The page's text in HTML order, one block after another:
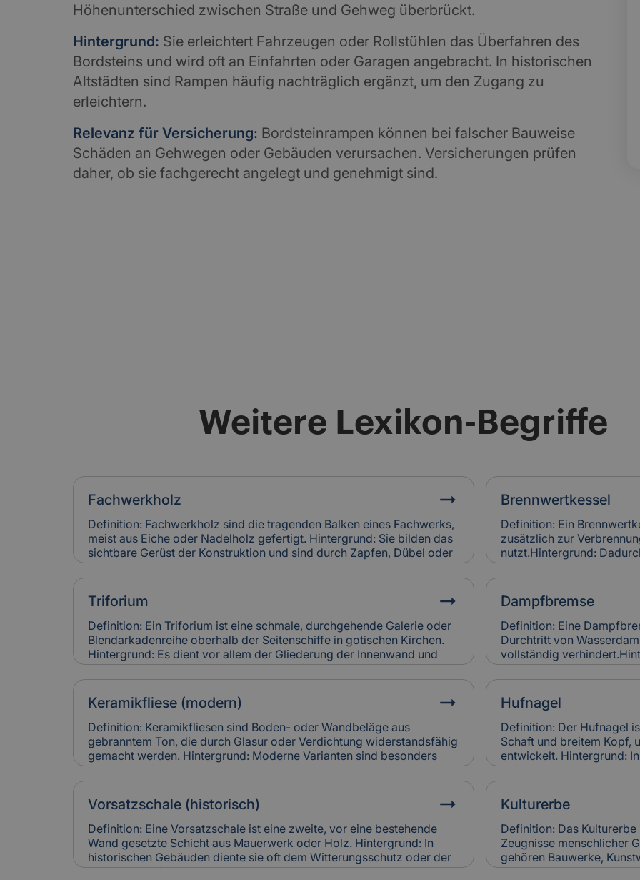
Höhenunterschied zwischen Straße und Gehweg überbrückt.
Hintergrund: Sie erleichtert Fahrzeugen oder Rollstühlen das Überfahren des
Bordsteins und wird oft an Einfahrten oder Garagen angebracht. In historischen
Altstädten sind Rampen häufig nachträglich ergänzt, um den Zugang zu
erleichtern.
Relevanz für Versicherung: Bordsteinrampen können bei falscher Bauweise
Schäden an Gehwegen oder Gebäuden verursachen. Versicherungen prüfen
daher, ob sie fachgerecht angelegt und genehmigt sind.
Weitere Lexikon-Begriffe
Fachwerkholz
Definition: Fachwerkholz sind die tragenden Balken eines Fachwerks,
meist aus Eiche oder Nadelholz gefertigt. Hintergrund: Sie bilden das
sichtbare Gerüst der Konstruktion und sind durch Zapfen, Dübel oder
Verblattungen miteinander verbunden. Fachwerkholz bestimmt
Stabilität und Erscheinungsbild eines Gebäudes. Relevanz für
Versicherung: Risse, Fäulnis oder Schädlingsbefall am Fachwerkholz
führen zu hohen Restaurierungskosten, die Versicherungen bei
denkmalgerechter Instandsetzung berücksichtigen.
Brennwertkessel
Definition: Ein
zusätzlich zur
nutzt.Hintergrund:
und spart Energie im
Denkmalgebäuden wird
Heizungsanlagen
Brennwertkessel senken
regelmäßige Wartung.
werden in der
Triforium
Definition: Ein Triforium ist eine schmale, durchgehende Galerie oder
Blendarkadenreihe oberhalb der Seitenschiffe in gotischen Kirchen.
Hintergrund: Es dient vor allem der Gliederung der Innenwand und
trägt zur Lichtführung und optischen Tiefe des Raumes bei. Relevanz
für Versicherung: Schäden an Triforien sind häufig schwer zugänglich
und teuer in der Restaurierung. Versicherungen bewerten sie
entsprechend ihres künstlerischen und baulichen Werts.
Dampfbremse
Definition: Eine
Durchtritt von
vollständig
Wandkonstruktionen
der Dämmung zu
Dampfbremsen können
Versicherungen
Bewertung der
Keramikfliese (modern)
Definition: Keramikfliesen sind Boden- oder Wandbeläge aus
gebranntem Ton, die durch Glasur oder Verdichtung widerstandsfähig
gemacht werden. Hintergrund: Moderne Varianten sind besonders
langlebig, pflegeleicht und in vielen Designs erhältlich. Sie werden
häufig zur Sanierung älterer Gebäude eingesetzt, um historische
Räume zeitgemäß nutzbar zu machen. Relevanz für Versicherung:
Keramikfliesen gelten als robust, können aber bei
Leitungswasserschäden hohe Reparaturkosten verursachen, wenn sie
vollständig ersetzt werden müssen.
Hufnagel
Definition: Der Hufnagel
Schaft und breitem Kopf,
entwickelt. Hintergrund:
Befestigungselement in
Alte Hufnägel sind oft
Bauweise. Relevanz für
Holzschäden
ersetzt, was in die
Sanierungen einfließt.
Vorsatzschale (historisch)
Definition: Eine Vorsatzschale ist eine zweite, vor eine bestehende
Wand gesetzte Schicht aus Mauerwerk oder Holz. Hintergrund: In
historischen Gebäuden diente sie oft dem Witterungsschutz oder der
optischen Aufwertung einer Fassade. Heute wird sie auch zur
Kulturerbe
Definition: Das
Zeugnisse menschlicher
gehören Bauwerke,
die über Generationen